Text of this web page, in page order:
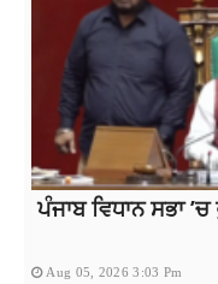
ਪੰਜਾਬ ਵਿਧਾਨ ਸਭਾ
Aug 05, 2026 3:03 Pm